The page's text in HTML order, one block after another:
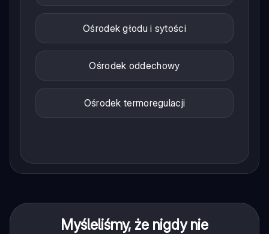
Ośrodek głodu i sytości
Ośrodek oddechowy
Ośrodek termoregulacji
Myśleliśmy, że nigdy nie